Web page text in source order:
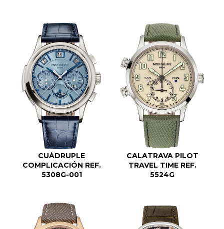
CUÁDRUPLE
COMPLICACIÓN REF.
5308G-001
CALATRAVA PILOT
TRAVEL TIME REF.
5524G